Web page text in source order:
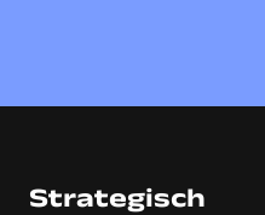
Strategisch